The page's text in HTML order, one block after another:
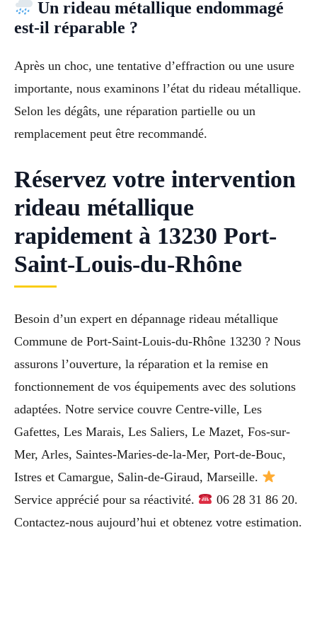
Un rideau métallique endommagé
est-il réparable ?
Après un choc, une tentative d’effraction ou une usure
importante, nous examinons l’état du rideau métallique.
Selon les dégâts, une réparation partielle ou un
remplacement peut être recommandé.
Réservez votre intervention
rideau métallique
rapidement à 13230 Port-
Saint-Louis-du-Rhône
Besoin d’un expert en dépannage rideau métallique
Commune de Port-Saint-Louis-du-Rhône 13230 ? Nous
assurons l’ouverture, la réparation et la remise en
fonctionnement de vos équipements avec des solutions
adaptées. Notre service couvre Centre-ville, Les
Gafettes, Les Marais, Les Saliers, Le Mazet, Fos-sur-
Mer, Arles, Saintes-Maries-de-la-Mer, Port-de-Bouc,
Istres et Camargue, Salin-de-Giraud, Marseille.
Service apprécié pour sa réactivité.
06 28 31 86 20.
Contactez-nous aujourd’hui et obtenez votre estimation.